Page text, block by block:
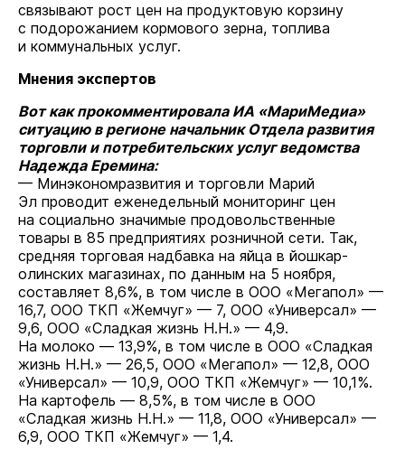
связывают рост цен на продуктовую корзину
с подорожанием кормового зерна, топлива
и коммунальных услуг.
Мнения экспертов
Вот как прокомментировала ИА «МариМедиа»
ситуацию в регионе начальник Отдела развития
торговли и потребительских услуг ведомства
Надежда Еремина:
— Минэкономразвития и торговли Марий
Эл проводит еженедельный мониторинг цен
на социально значимые продовольственные
товары в 85 предприятиях розничной сети. Так,
средняя торговая надбавка на яйца в йошкар-
олинских магазинах, по данным на 5 ноября,
составляет 8,6%, в том числе в ООО «Мегапол» —
16,7, ООО ТКП «Жемчуг» — 7, ООО «Универсал» —
9,6, ООО «Сладкая жизнь Н.Н.» — 4,9.
На молоко — 13,9%, в том числе в ООО «Сладкая
жизнь Н.Н.» — 26,5, ООО «Мегапол» — 12,8, ООО
«Универсал» — 10,9, ООО ТКП «Жемчуг» — 10,1%.
На картофель — 8,5%, в том числе в ООО
«Сладкая жизнь Н.Н.» — 11,8, ООО «Универсал» —
6,9, ООО ТКП «Жемчуг» — 1,4.